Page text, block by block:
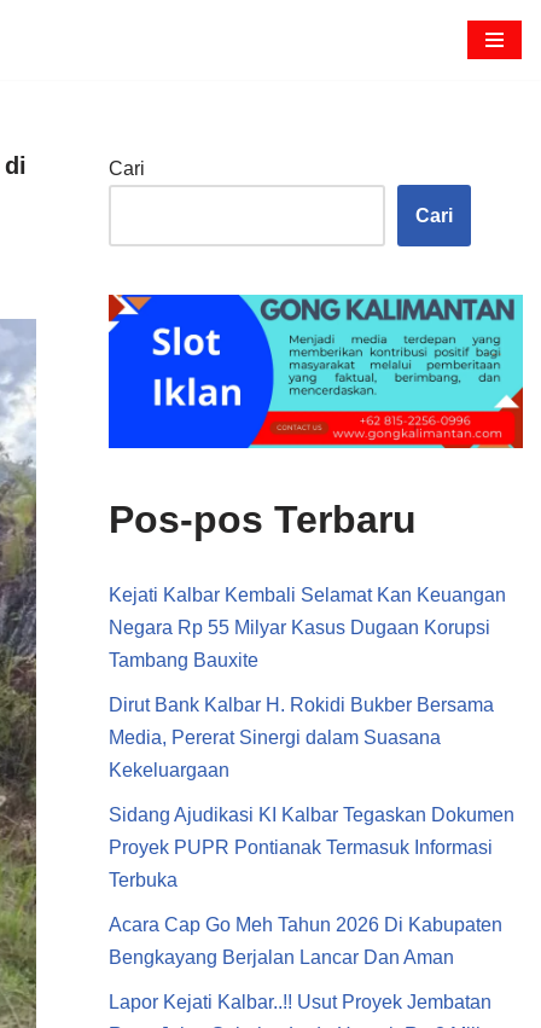
di Cari
Cari
Pos-pos Terbaru
Kejati Kalbar Kembali Selamat Kan Keuangan
Negara Rp 55 Milyar Kasus Dugaan Korupsi
Tambang Bauxite
Dirut Bank Kalbar H. Rokidi Bukber Bersama
Media, Pererat Sinergi dalam Suasana
Kekeluargaan
Sidang Ajudikasi KI Kalbar Tegaskan Dokumen
Proyek PUPR Pontianak Termasuk Informasi
Terbuka
Acara Cap Go Meh Tahun 2026 Di Kabupaten
Bengkayang Berjalan Lancar Dan Aman
Lapor Kejati Kalbar..!! Usut Proyek Jembatan